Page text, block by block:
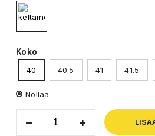
Koko
40 40.5 41 41.5
Nollaa